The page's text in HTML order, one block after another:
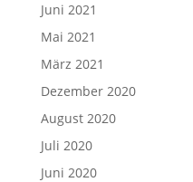
Juni 2021
Mai 2021
März 2021
Dezember 2020
August 2020
Juli 2020
Juni 2020